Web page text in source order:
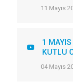
11 Mayıs
1
KUTLU
04 Mayıs